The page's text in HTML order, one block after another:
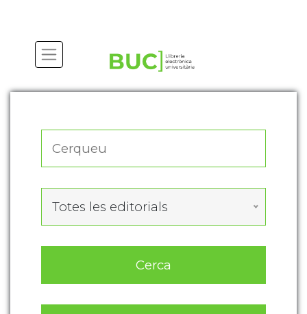
Totes les editorials
Cerca